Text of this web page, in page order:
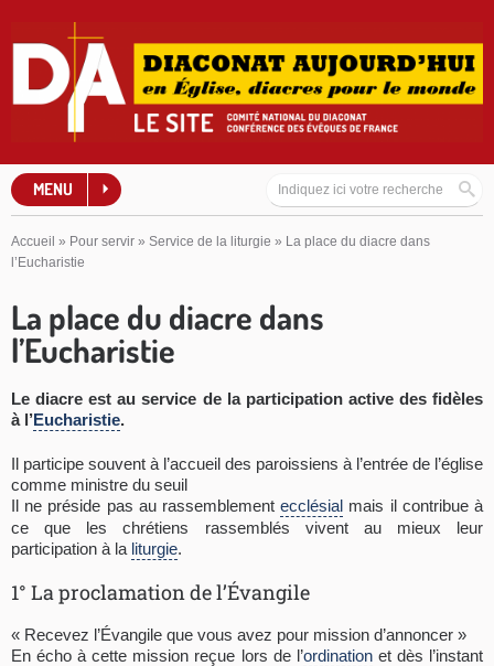
MENU
Accueil » Pour servir » Service de la liturgie » La place du diacre dans
l’Eucharistie
La place du diacre dans
l’Eucharistie
Le diacre est au service de la participation active des fidèles
à l’Eucharistie.
Il participe souvent à l’accueil des paroissiens à l’entrée de l’église
comme ministre du seuil
Il ne préside pas au rassemblementecclésial mais il contribue à
ce que les chrétiens rassemblés vivent au mieux leur
participation à la liturgie.
1° La proclamation de l’Évangile
« Recevez l’Évangile que vous avez pour mission d’annoncer »
En écho à cette mission reçue lors de l’ordinationet dès l’instant